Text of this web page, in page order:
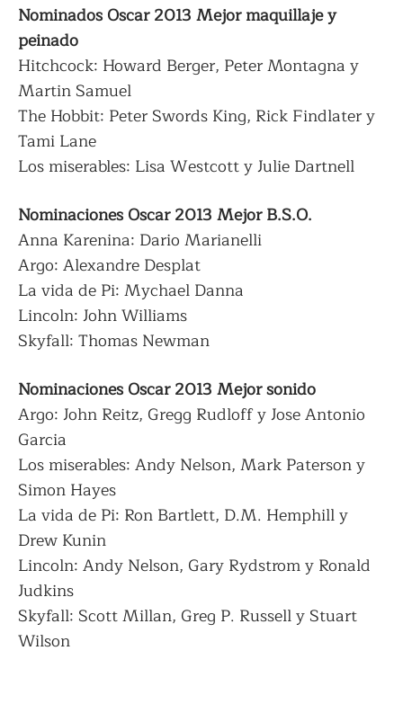
Nominados Oscar 2013 Mejor maquillaje y
peinado
Hitchcock: Howard Berger, Peter Montagna y
Martin Samuel
The Hobbit: Peter Swords King, Rick Findlater y
Tami Lane
Los miserables: Lisa Westcott y Julie Dartnell
Nominaciones Oscar 2013 Mejor B.S.O.
Anna Karenina: Dario Marianelli
Argo: Alexandre Desplat
La vida de Pi: Mychael Danna
Lincoln: John Williams
Skyfall: Thomas Newman
Nominaciones Oscar 2013 Mejor sonido
Argo: John Reitz, Gregg Rudloff y Jose Antonio
Garcia
Los miserables: Andy Nelson, Mark Paterson y
Simon Hayes
La vida de Pi: Ron Bartlett, D.M. Hemphill y
Drew Kunin
Lincoln: Andy Nelson, Gary Rydstrom y Ronald
Judkins
Skyfall: Scott Millan, Greg P. Russell y Stuart
Wilson